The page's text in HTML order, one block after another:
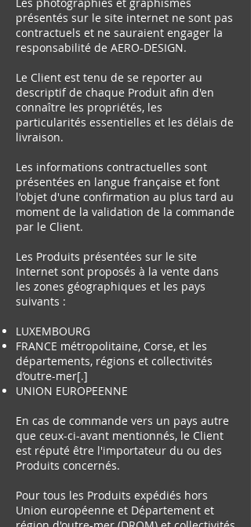
présentés sur le site internet ne sont pas
contractuels et ne sauraient engager la
responsabilité de AERO-DESIGN.
Le Client est tenu de se reporter au
descriptif de chaque Produit afin d'en
connaître les propriétés, les
particularités essentielles et les délais de
livraison.
Les informations contractuelles sont
présentées en langue française et font
l'objet d'une confirmation au plus tard au
moment de la validation de la commande
par le Client.
Les Produits présentées sur le site
Internet sont proposés à la vente dans
les zones géographiques et les pays
suivants :
LUXEMBOURG
FRANCE métropolitaine, Corse, et les
départements, régions et collectivités
d’outre-mer[.]
UNION EUROPEENNE
En cas de commande vers un pays autre
que ceux-ci-avant mentionnés, le Client
est réputé être l'importateur du ou des
Produits concernés.
Pour tous les Produits expédiés hors
Union européenne et Département et